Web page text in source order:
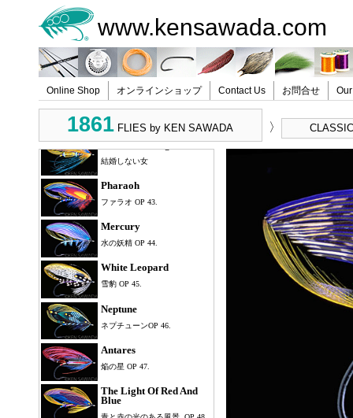
www.kensawada.com
Online Shop オンラインショップ Contact Us お問合せ
1861 FLIES by KEN SAWADA 〉
Treasure Of Indies
貴石
Triumph
凱旋
Tropical Night
南国の夜
Unmarried Angel
結婚しない女
Pharaoh
ファラオ OP 43.
Mercury
水の妖精 OP 44.
White Leopard
雪豹 OP 45.
Neptune
ネプチューンOP 46.
Antares
焔の星 OP 47.
The Light Of Red And
Blue